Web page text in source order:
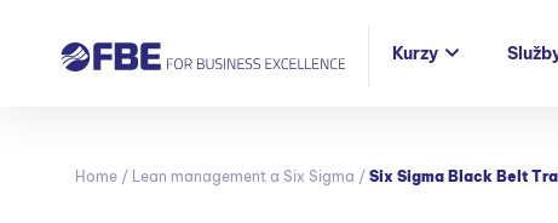
Kurzy
Home / Lean management a Six Sigma / Six Sigma Black Belt